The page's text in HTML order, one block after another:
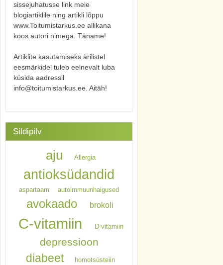
sissejuhatusse link meie
blogiartiklile ning artikli lõppu
www.Toitumistarkus.ee allikana
koos autori nimega. Täname!
Artiklite kasutamiseks ärilistel
eesmärkidel tuleb eelnevalt luba
küsida aadressil
info@toitumistarkus.ee. Aitäh!
Sildipilv
aju Allergia
antioksüdandid
aspartaam autoimmuunhaigused
avokaado brokoli
C-vitamiin D-vitamiin
depressioon
diabeet homotsüsteiin